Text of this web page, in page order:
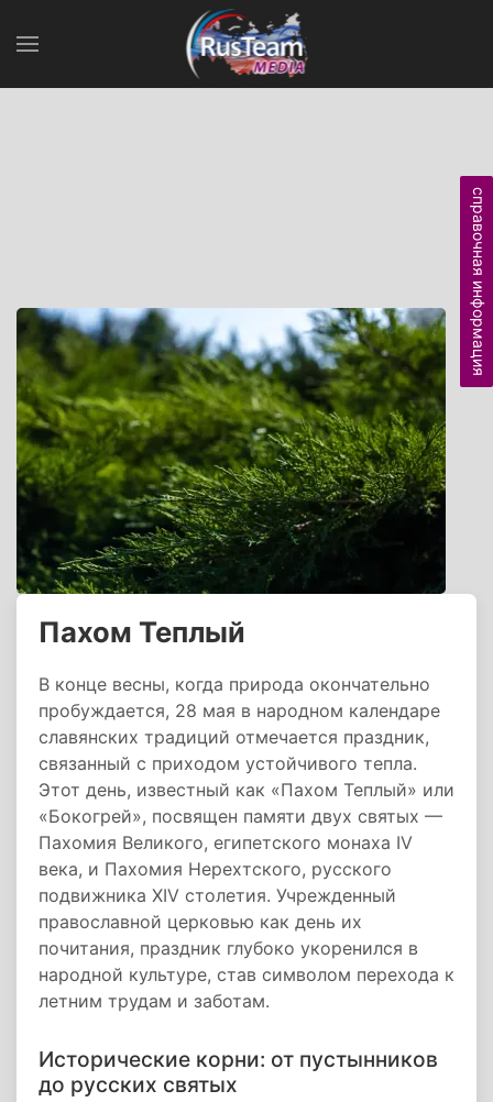
Пахом Теплый
В конце весны, когда природа окончательно
пробуждается, 28 мая в народном календаре
славянских традиций отмечается праздник,
связанный с приходом устойчивого тепла.
Этот день, известный как «Пахом Теплый» или
«Бокогрей», посвящен памяти двух святых —
Пахомия Великого, египетского монаха IV
века, и Пахомия Нерехтского, русского
подвижника XIV столетия. Учрежденный
православной церковью как день их
почитания, праздник глубоко укоренился в
народной культуре, став символом перехода к
летним трудам и заботам.
Исторические корни: от пустынников
до русских святых
справочная информация